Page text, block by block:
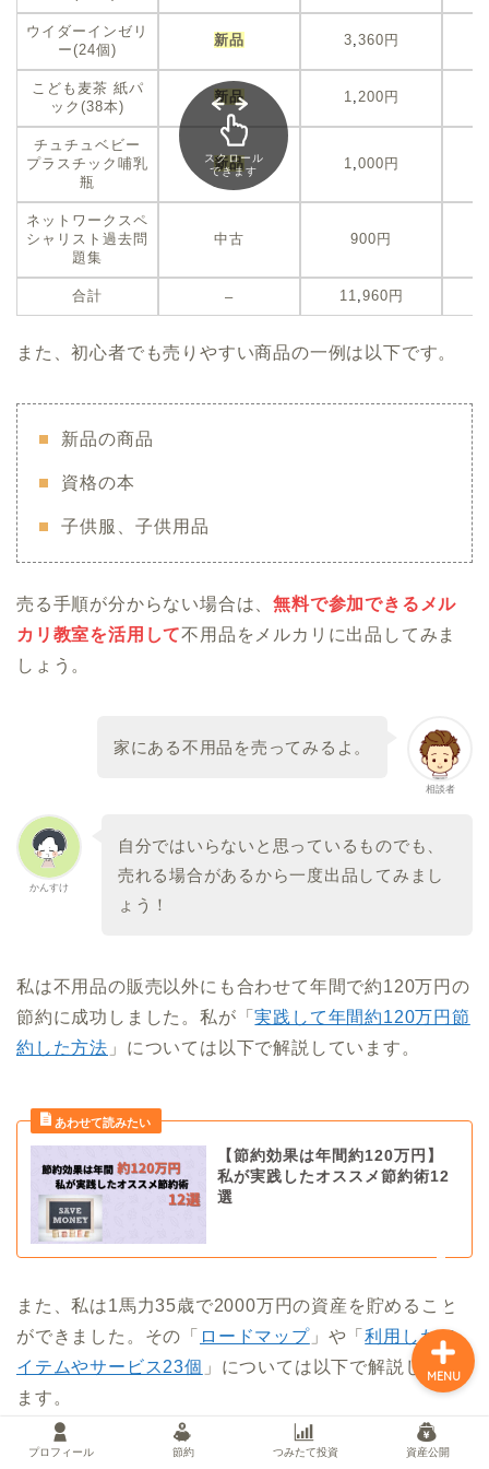
ウイダーインゼリ
ー(24個)
新品 3,360円
こども麦茶 紙パ
ック(38本)
新品 1,200円
チュチュベビー
プラスチック哺乳
瓶
新品 1,000円
ネットワークスペ
シャリスト過去問
題集
中古 900円
合計 – 11,960円
スクロール
できます
また、初心者でも売りやすい商品の一例は以下です。
新品の商品
資格の本
子供服、子供用品
売る手順が分からない場合は、無料で参加できるメル
カリ教室を活用して不用品をメルカリに出品してみま
しょう。
相談者
家にある不用品を売ってみるよ。
かんすけ
自分ではいらないと思っているものでも、
売れる場合があるから一度出品してみまし
ょう！
私は不用品の販売以外にも合わせて年間で約120万円の
節約に成功しました。私が「実践して年間約120万円節
約した方法 」については以下で解説しています。
【節約効果は年間約120万円】
私が実践したオススメ節約術12
選
また、私は1馬力35歳で2000万円の資産を貯めること
ができました。その「 ロードマップ」や「利用したア
イテムやサービス23個 」については以下で解説してい
ます。
プロフィール 節約 つみたて投資 資産公開
MENU
つみたて投資
資産公開